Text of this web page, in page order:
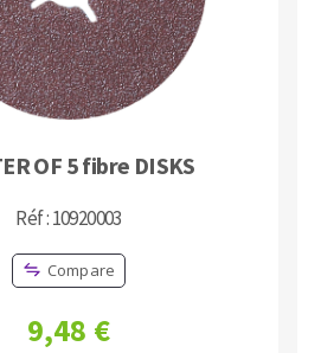
OF 5 fibre DISKS
Réf : 10920003
Compare
9,48 €